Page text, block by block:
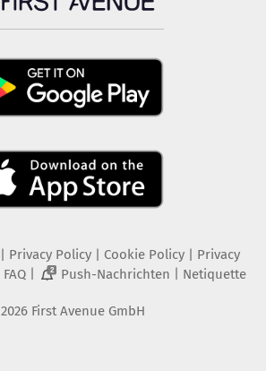
Privacy Policy| Cookie Policy| Privacy
FAQ| 2 Push-Nachrichten Netiquette
2026 First Avenue GmbH